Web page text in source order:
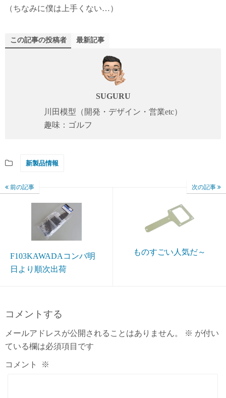
（ちなみに僕は上手くない…）
この記事の投稿者 最新記事
SUGURU
川田模型（開発・デザイン・営業etc）
趣味：ゴルフ
新製品情報
前の記事
F103KAWADAコンバ明
日より順次出荷
次の記事
ものすごい人気だ～
コメントする
メールアドレスが公開されることはありません。 ※ が付い
ている欄は必須項目です
コメント ※